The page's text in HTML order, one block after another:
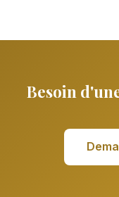
Besoin